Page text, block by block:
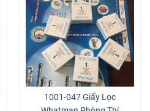
1001-047 Giấy Lọc